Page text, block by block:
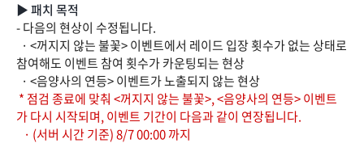
▶ 패치 목적
- 다음의 현상이 수정됩니다.
· <꺼지지 않는 불꽃> 이벤트에서 레이드 입장 횟수가 없는 상태로
참여해도 이벤트 참여 횟수가 카운팅되는 현상
· <음양사의 연등> 이벤트가 노출되지 않는 현상
* 점검 종료에 맞춰 <꺼지지 않는 불꽃>, <음양사의 연등> 이벤트
가 다시 시작되며, 이벤트 기간이 다음과 같이 연장됩니다.
· (서버 시간 기준) 8/7 00:00 까지